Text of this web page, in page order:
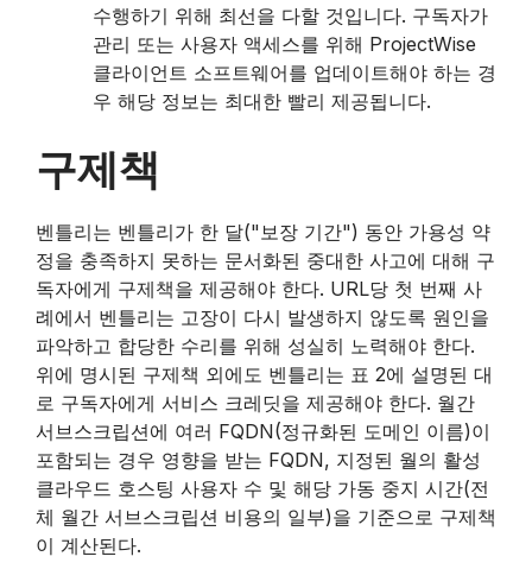
수행하기 위해 최선을 다할 것입니다. 구독자가
관리 또는 사용자 액세스를 위해 ProjectWise
클라이언트 소프트웨어를 업데이트해야 하는 경
우 해당 정보는 최대한 빨리 제공됩니다.
빈
제
목
구제책
벤틀리는 벤틀리가 한 달("보장 기간") 동안 가용성 약
정을 충족하지 못하는 문서화된 중대한 사고에 대해 구
독자에게 구제책을 제공해야 한다. URL당 첫 번째 사
례에서 벤틀리는 고장이 다시 발생하지 않도록 원인을
파악하고 합당한 수리를 위해 성실히 노력해야 한다.
위에 명시된 구제책 외에도 벤틀리는 표 2에 설명된 대
로 구독자에게 서비스 크레딧을 제공해야 한다. 월간
서브스크립션에 여러 FQDN(정규화된 도메인 이름)이
포함되는 경우 영향을 받는 FQDN, 지정된 월의 활성
클라우드 호스팅 사용자 수 및 해당 가동 중지 시간(전
체 월간 서브스크립션 비용의 일부)을 기준으로 구제책
이 계산된다.